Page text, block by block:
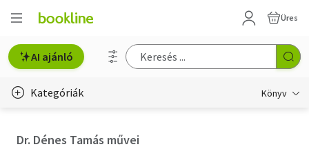
Üres
AI ajánló
Kategóriák Könyv
Dr. Dénes Tamás művei